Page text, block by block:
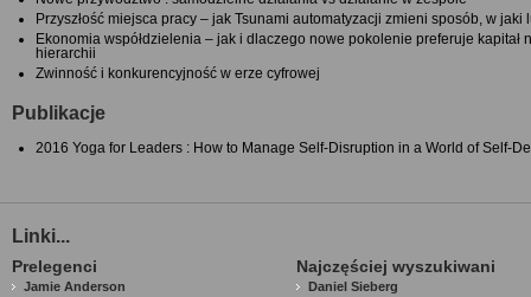
Przyszłość miejsca pracy – jak Tsunami automatyzacji zmieni sposób, w
Ekonomia współdzielenia – jak i dlaczego nowe pokolenie preferuje kapitał
hierarchii
Zwinność i konkurencyjność w erze cyfrowej
Publikacje
2016 Yoga for Leaders : How to Manage Self-Disruption in a World of Self-
Linki...
Prelegenci
Jamie Anderson
Najczęściej wyszukiwani
Daniel Sieberg